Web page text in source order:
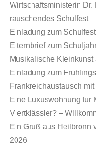
Wirtschaftsministerin Dr.
rauschendes Schulfest
Einladung zum Schulfest
Elternbrief zum
Musikalische Kleinkunst
Einladung zum
Frankreichaustausch mit
Eine Luxuswohnung für
Viertklässler? –
Ein Gruß aus Heilbronn
2026